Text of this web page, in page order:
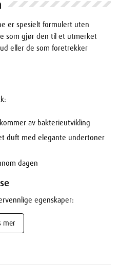
er spesielt formulert uten
som gjør den til et utmerket
eller de som foretrekker
av bakterieutvikling
duft med elegante undertoner
dagen
egenskaper:
mer